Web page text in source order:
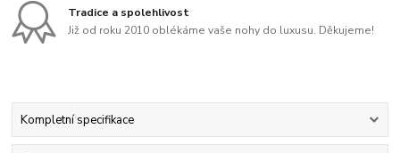
Tradice a spolehlivost
Již od roku 2010 oblékáme vaše nohy do luxusu. Děkujeme!
Kompletní specifikace